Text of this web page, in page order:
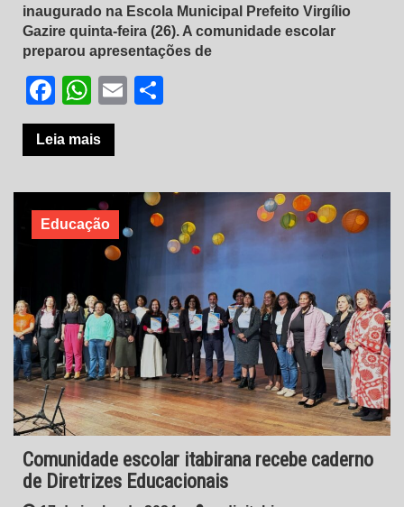
inaugurado na Escola Municipal Prefeito Virgílio
Gazire quinta-feira (26). A comunidade escolar
preparou apresentações de
Facebook
WhatsApp
Email
Leia mais
Educação
Comunidade escolar itabirana recebe caderno
de Diretrizes Educacionais